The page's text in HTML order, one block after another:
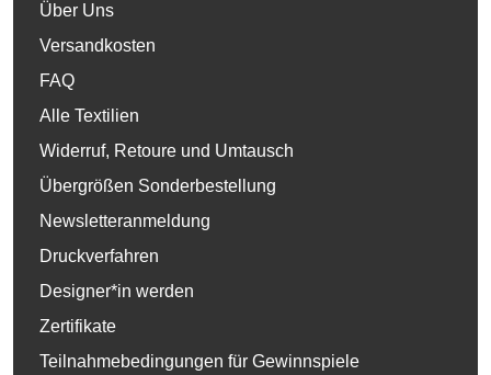
Über Uns
Versandkosten
FAQ
Alle Textilien
Widerruf, Retoure und Umtausch
Übergrößen Sonderbestellung
Newsletteranmeldung
Druckverfahren
Designer*in werden
Zertifikate
Teilnahmebedingungen für Gewinnspiele